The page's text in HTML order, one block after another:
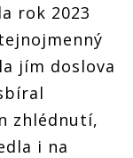
rok 2023
jím doslova
zhlédnutí,
i na